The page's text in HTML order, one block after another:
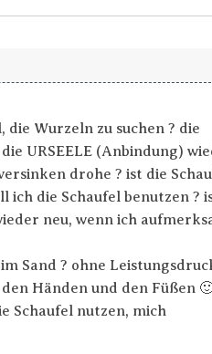
die Wurzeln zu suchen ? die
URSEELE (Anbindung)
drohe ? ist die
ich die Schaufel benutzen ?
neu, wenn ich
Sand ? ohne
Händen und den Füßen
Schaufel nutzen, mich